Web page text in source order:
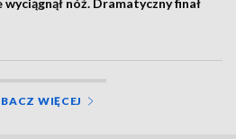
wyciągnął nóż. Dramatyczny finał
WIĘCEJ